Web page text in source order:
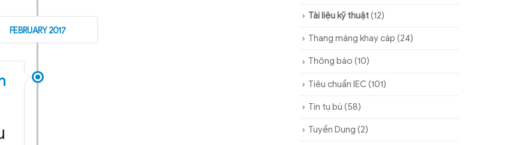
FEBRUARY 2017
Tài liệu kỹ thuật(12)
Thang máng khay cáp (24)
Thông báo (10)
Tiêu chuẩn IEC(101)
Tin tụ bù (58)
Tuyển Dụng (2)